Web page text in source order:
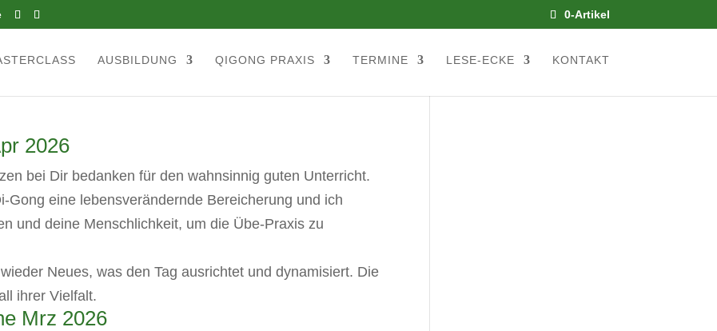
0-Artikel
AUSBILDUNG QIGONG PRAXIS TERMINE LESE-ECKE KONTAKT
2026
bei Dir bedanken für den wahnsinnig guten Unterricht.
Gong eine lebensverändernde Bereicherung und ich
und deine Menschlichkeit, um die Übe-Praxis zu
Neues, was den Tag ausrichtet und dynamisiert. Die
ihrer Vielfalt.
Mrz 2026